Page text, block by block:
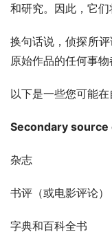
和研究。因此，它们
换句话说，侦探所
原始作品的任何事物
以下是一些您可能在
Secondary source
杂志
书评（或电影评论）
字典和百科全书